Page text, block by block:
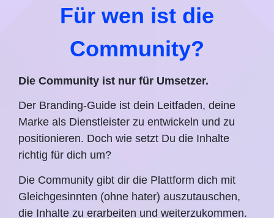
Für wen ist die
Community?
Die Community ist nur für Umsetzer.
Der Branding-Guide ist dein Leitfaden, deine
Marke als Dienstleister zu entwickeln und zu
positionieren. Doch wie setzt Du die Inhalte
richtig für dich um?
Die Community gibt dir die Plattform dich mit
Gleichgesinnten (ohne hater) auszutauschen,
die Inhalte zu erarbeiten und weiterzukommen.